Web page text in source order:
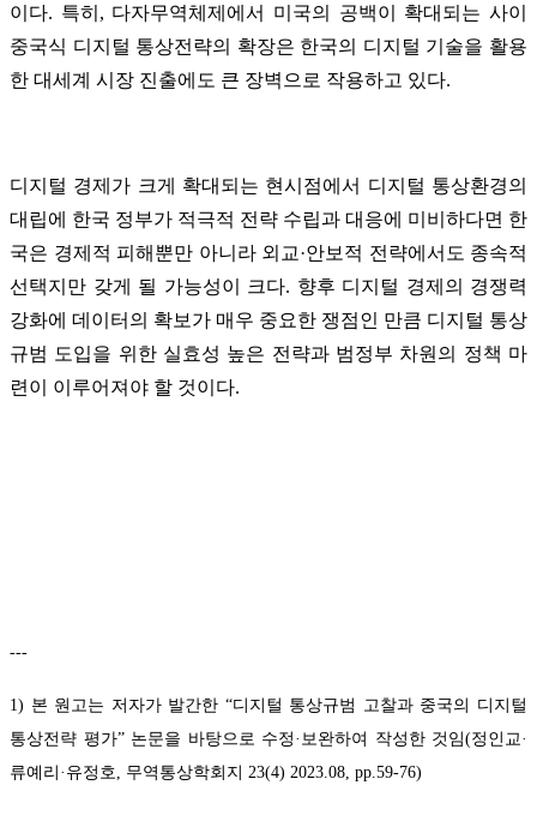
이다. 특히, 다자무역체제에서 미국의 공백이 확대되는 사이
중국식 디지털 통상전략의 확장은 한국의 디지털 기술을 활용
한 대세계 시장 진출에도 큰 장벽으로 작용하고 있다.
디지털 경제가 크게 확대되는 현시점에서 디지털 통상환경의
대립에 한국 정부가 적극적 전략 수립과 대응에 미비하다면 한
국은 경제적 피해뿐만 아니라 외교·안보적 전략에서도 종속적
선택지만 갖게 될 가능성이 크다. 향후 디지털 경제의 경쟁력
강화에 데이터의 확보가 매우 중요한 쟁점인 만큼 디지털 통상
규범 도입을 위한 실효성 높은 전략과 범정부 차원의 정책 마
련이 이루어져야 할 것이다.
---
1) 본 원고는 저자가 발간한 “디지털 통상규범 고찰과 중국의 디지털
통상전략 평가” 논문을 바탕으로 수정·보완하여 작성한 것임(정인교·
류예리·유정호, 무역통상학회지 23(4) 2023.08, pp.59-76)